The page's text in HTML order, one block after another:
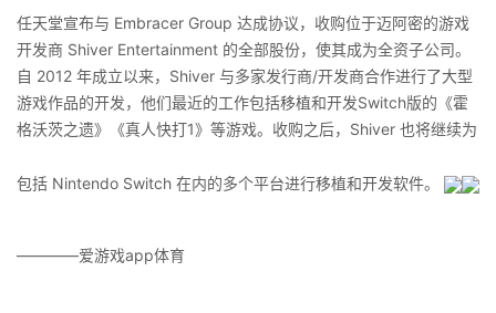
任天堂宣布与 Embracer Group 达成协议，收购位于迈阿密的游戏
开发商 Shiver Entertainment 的全部股份，使其成为全资子公司。
自 2012 年成立以来，Shiver 与多家发行商/开发商合作进行了大型
游戏作品的开发，他们最近的工作包括移植和开发Switch版的《霍
格沃茨之遗》《真人快打1》等游戏。收购之后，Shiver 也将继续为
包括 Nintendo Switch 在内的多个平台进行移植和开发软件。
————爱游戏app体育